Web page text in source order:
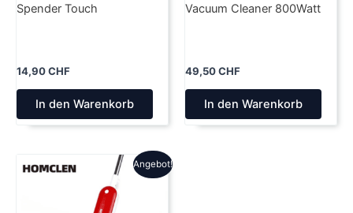
Spender Touch
14,90CHF
In den Warenkorb
Vacuum Cleaner 800Watt
49,50CHF
In den Warenkorb
Angebot!